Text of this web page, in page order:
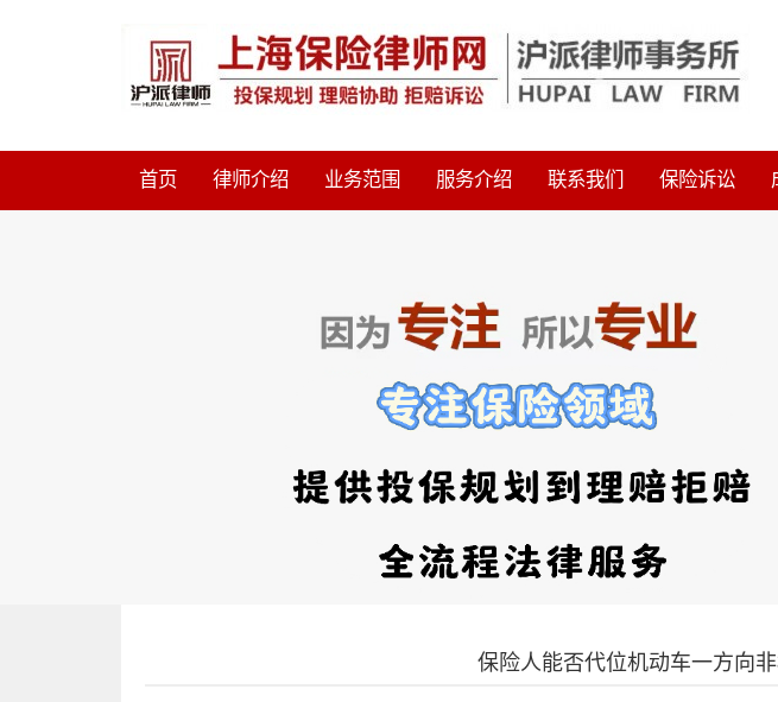
首页 律师介绍 业务范围 服务介绍 联系我们 保险诉讼
保险人能否代位机动车一方向